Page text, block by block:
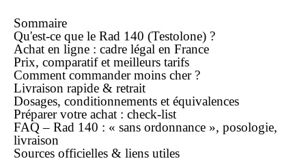
Sommaire
Qu'est-ce que le Rad 140 (Testolone) ?
Achat en ligne : cadre légal en France
Prix, comparatif et meilleurs tarifs
Comment commandermoins cher?
Livraison rapide & retrait
Dosages, conditionnements et équivalences
Préparer votre achat : check-list
FAQ – Rad 140 : « sans ordonnance », posologie,
livraison
Sources officielles & liens utiles